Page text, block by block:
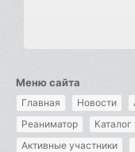
Меню сайта
Главная Новости
Реаниматор
Каталог
Активные участники